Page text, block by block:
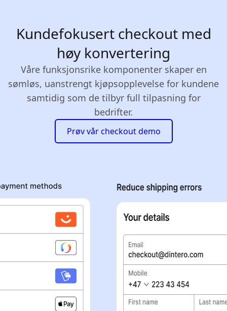
Kundefokusert checkout med
høy konvertering
Våre funksjonsrike komponenter skaper en
sømløs, uanstrengt kjøpsopplevelse for kundene
samtidig som de tilbyr full tilpasning for
bedrifter.
Prøv vår checkout demo